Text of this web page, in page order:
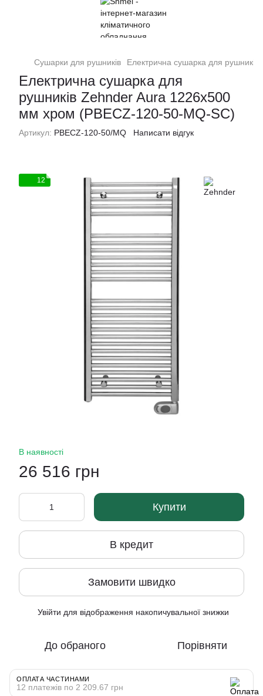
Сушарки для рушників Електрична сушарка для
Електрична сушарка для
рушників Zehnder Aura 1226х500
мм хром (PBECZ-120-50-MQ-SC)
Артикул: PBECZ-120-50/MQ Написати відгук
12
В наявності
26 516 грн
Купити
В кредит
Замовити швидко
Увійти для відображення накопичувальної знижки
До обраного Порівняти
ОПЛАТА ЧАСТИНАМИ
12 платежів по 2 209.67 грн